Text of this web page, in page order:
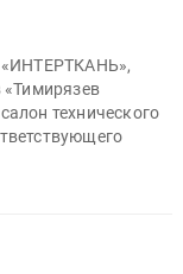
«ИНТЕРТКАНЬ»,
«Тимирязев
технического